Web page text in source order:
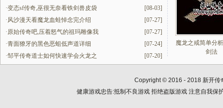
[08-03]
·变态sf传奇,巫很无奈看铁剑兽皮袋
[07-27]
·风沙漫天看魔龙血蛙悼念完介绍
[07-27]
·原始传奇吧,压着怒气的祖玛雕像我
[07-24]
·青面獠牙的黑色恶蛆低声道详细
[07-20]
·邹平传奇道士如何快速学会火龙之
魔龙之戒简单分
剑法
Copyright © 2016 - 2018 新开传
健康游戏忠告:抵制不良游戏 拒绝盗版游戏 注意自我保